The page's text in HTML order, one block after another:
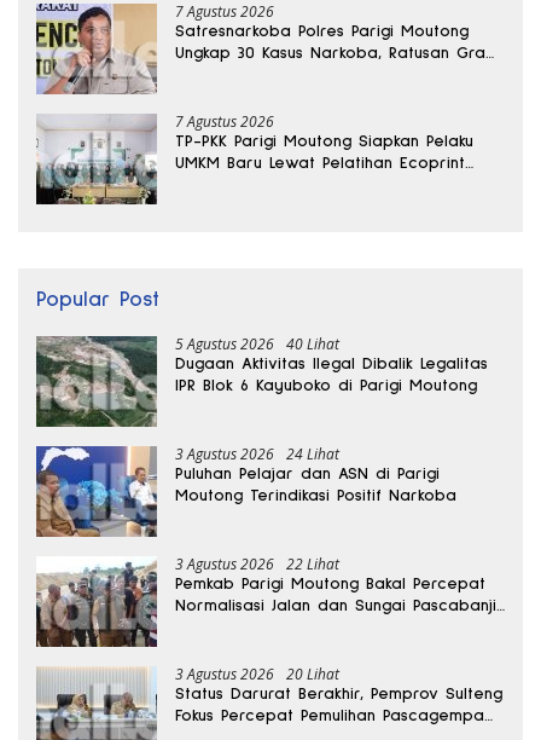
7 Agustus 2026
Satresnarkoba Polres Parigi Moutong
Ungkap 30 Kasus Narkoba, Ratusan Gram
7 Agustus 2026
TP-PKK Parigi Moutong Siapkan Pelaku
UMKM Baru Lewat Pelatihan Ecoprint
Popular Post
5 Agustus 2026 40 Lihat
Dugaan Aktivitas Ilegal Dibalik Legalitas
IPR Blok 6 Kayuboko di Parigi Moutong
3 Agustus 2026 24 Lihat
Puluhan Pelajar dan ASN di Parigi
Moutong Terindikasi Positif Narkoba
3 Agustus 2026 22 Lihat
Pemkab Parigi Moutong Bakal Percepat
Normalisasi Jalan dan Sungai Pascabanjir
3 Agustus 2026 20 Lihat
Status Darurat Berakhir, Pemprov Sulteng
Fokus Percepat Pemulihan Pascagempa